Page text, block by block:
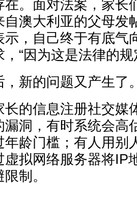
在。面对法案，家长
自澳大利亚的父母发
示，自己终于有底气
“因为这是法律的规
，新的问题又产生了
长的信息注册社交媒
漏洞，有时系统会高
年龄门槛；有人用别
虚拟网络服务器将IP
制。